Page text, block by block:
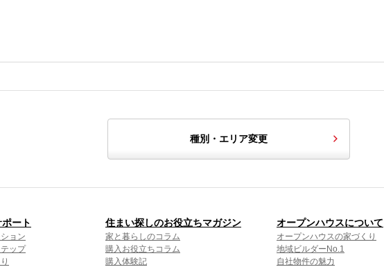
種別・エリア変更
ート
ョン
ップ
住まい探しのお役立ちマガジン
家と暮らしのコラム
購入お役立ちコラム
購入体験記
オープンハウスについて
オープンハウスの家づくり
地域ビルダーNo.1
自社物件の魅力